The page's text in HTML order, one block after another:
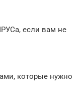
если вам не
которые нужно